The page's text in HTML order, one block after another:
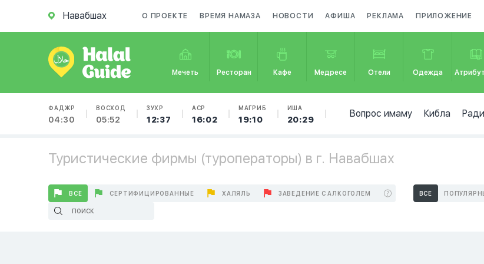
Навабшах О ПРОЕКТЕ ВРЕМЯ НАМАЗА НОВОСТИ АФИША РЕКЛАМА ПРИЛОЖЕНИЕ
Мечеть Ресторан Кафе Медресе Отели Одежда
ФАДЖР
04:30
ВОСХОД
05:52
ЗУХР
12:37
АСР
16:02
МАГРИБ
19:10
ИША
20:29
Вопрос имаму Кибла
Туристические фирмы (туроператоры) в г. Навабшах
ВСЕ СЕРТИФИЦИРОВАННЫЕ ХАЛЯЛЬ ЗАВЕДЕНИЕ С АЛКОГОЛЕМ ВСЕ